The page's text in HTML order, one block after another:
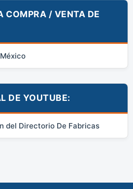
COMPRA / VENTA DE
DE YOUTUBE:
del Directorio De Fabricas